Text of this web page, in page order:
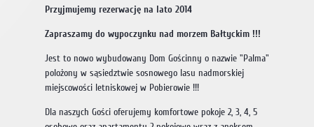
Przyjmujemy rezerwację na lato 2014
Zapraszamy do wypoczynku nad morzem Bałtyckim !!!
Jest to nowo wybudowany Dom Gościnny o nazwie "Palma"
polożony w sąsiedztwie sosnowego lasu nadmorskiej
miejscowości letniskowej w Pobierowie !!!
Dla naszych Gości oferujemy komfortowe pokoje 2, 3, 4, 5